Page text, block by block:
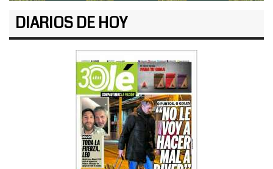
DIARIOS DE HOY